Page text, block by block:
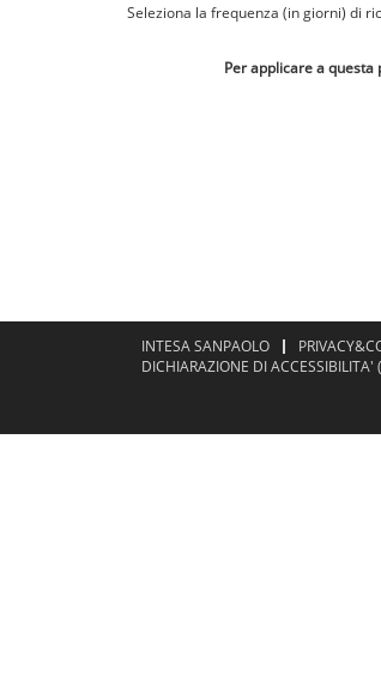
Seleziona la frequenza (in giorni) di
Per applicare a
INTESA SANPAOLO
DICHIARAZIONE DI ACCESSIBILITA'